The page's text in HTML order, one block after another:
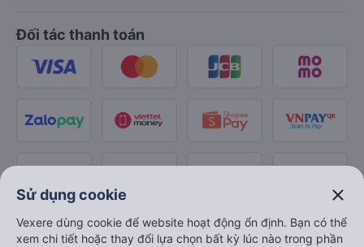
Đối tác thanh toán
Sử dụng cookie close
Vexere dùng cookie để website hoạt động ổn định. Bạn có thể
xem chi tiết hoặc thay đổi lựa chọn bất kỳ lúc nào trong phần